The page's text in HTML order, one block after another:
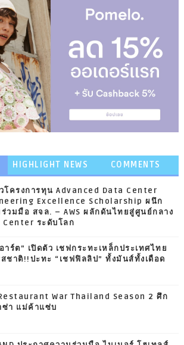
HIGHLIGHT NEWS COMMENTS
โครงการทุน Advanced Data Center
Excellence Scholarship ผนึก
วมมือ สจล. – AWS ผลักดันไทยสู่ศูนย์กลาง
Center ระดับโลก
าร์ต” เปิดตัว เชฟกระทะเหล็กประเทศไทย
ชาติ!!ปะทะ “เชฟฟิลลิป” ทั้งมันส์ทั้งเดือด
War Thailand Season 2 ศึก
ซ่า แม่ค้าแซ่บ